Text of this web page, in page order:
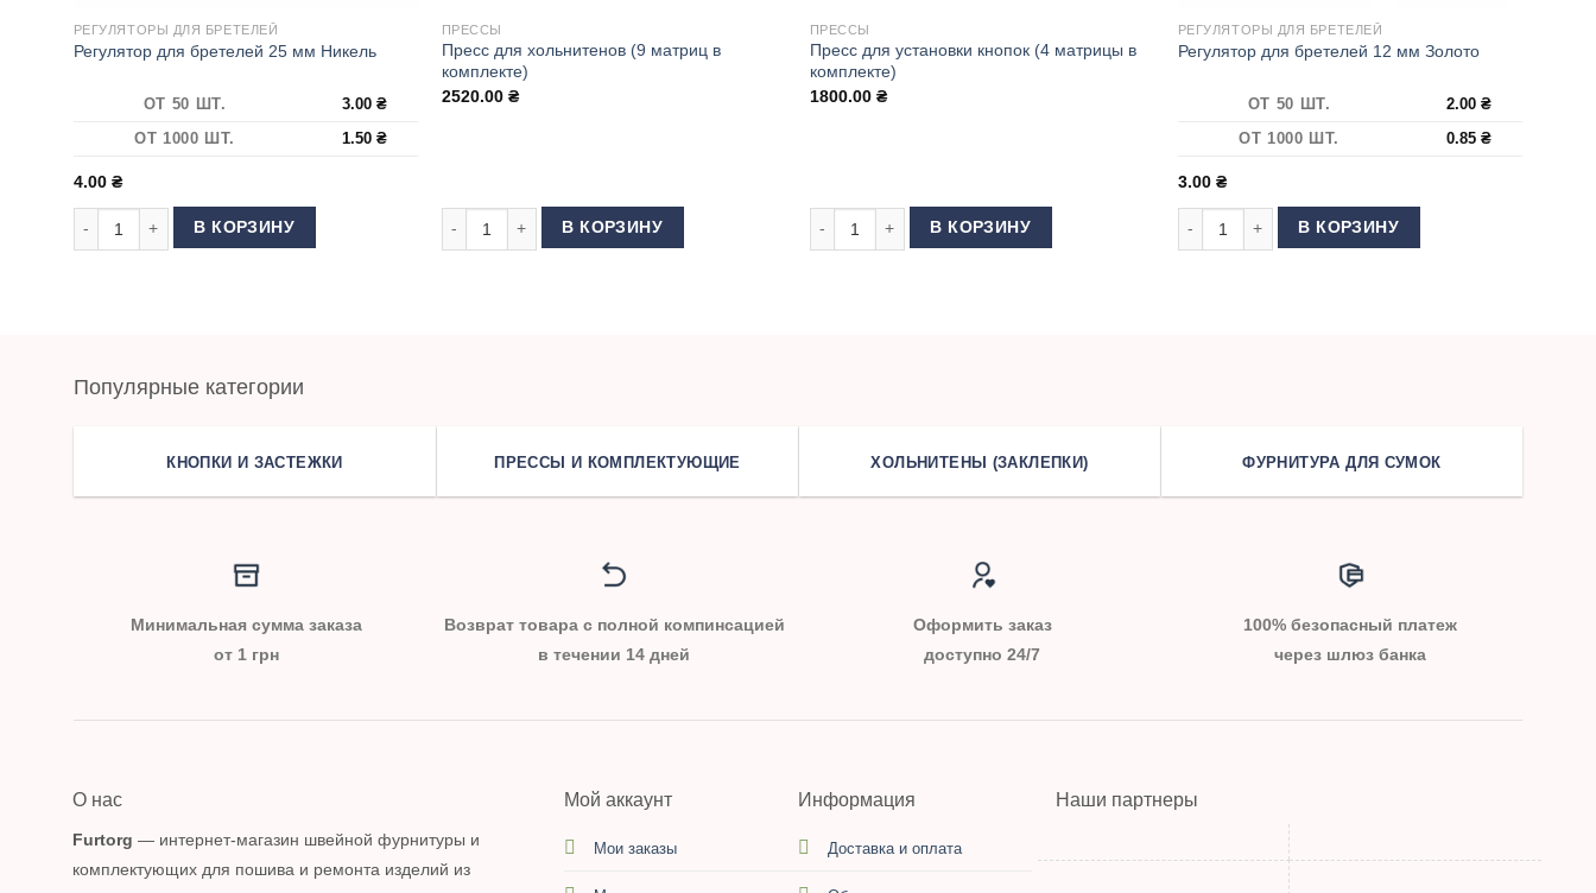
РЕГУЛЯТОРЫ ДЛЯ БРЕТЕЛЕЙ
Регулятор для бретелей 25 мм Никель
ОТ 50 ШТ. 3.00₴
ОТ 1000 ШТ.
1.50₴
4.00 ₴
Количество товара Регулятор для бретелей 25 мм Никель
В КОРЗИНУ
ПРЕССЫ
Пресс для хольнитенов (9 матриц в
комплекте)
2520.00 ₴
Количество товара Пресс для хольнитенов (9 матриц в комплекте)
В КОРЗИНУ
ПРЕССЫ
Пресс для установки кнопок (4 матрицы в
комплекте)
1800.00 ₴
Количество товара Пресс для установки кнопок (4 матрицы в комплекте)
В КОРЗИНУ
РЕГУЛЯТОРЫ ДЛЯ БРЕТЕЛЕЙ
Регулятор для бретелей 12 мм Золото
ОТ 50 ШТ. 2.00₴
ОТ 1000 ШТ.
0.85₴
3.00 ₴
Количество товара Регулятор для бретелей 12 мм
В КОРЗИНУ
Популярные категории
КНОПКИ И ЗАСТЕЖКИ ПРЕССЫ И КОМПЛЕКТУЮЩИЕ ХОЛЬНИТЕНЫ (ЗАКЛЕПКИ) ФУРНИТУРА ДЛЯ СУМОК
Минимальная сумма заказа
от 1 грн
Возврат товара с полной компинсацией
в течении 14 дней
Оформить заказ
доступно 24/7
100% безопасный платеж
через шлюз банка
О нас
Furtorg — интернет-магазин швейной фурнитуры и
комплектующих для пошива и ремонта изделий из
Мой аккаунт
Мои заказы
Информация
Доставка и оплата
Наши партнеры